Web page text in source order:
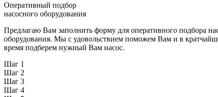
Оперативный подбор
насосного оборудования
Предлагаю Вам заполнить форму для оперативного подбора
оборудования. Мы с удовольствием поможем Вам и в
время подберем нужный Вам насос.
Шаг 1
Шаг 2
Шаг 3
Шаг 4